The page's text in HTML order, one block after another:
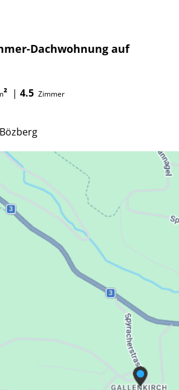
Dachwohnung auf
² | 4.5 Zimmer